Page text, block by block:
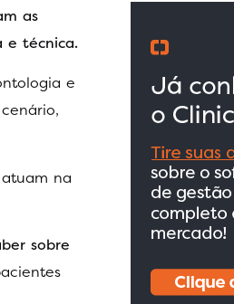
as
e técnica.
e
na
sobre